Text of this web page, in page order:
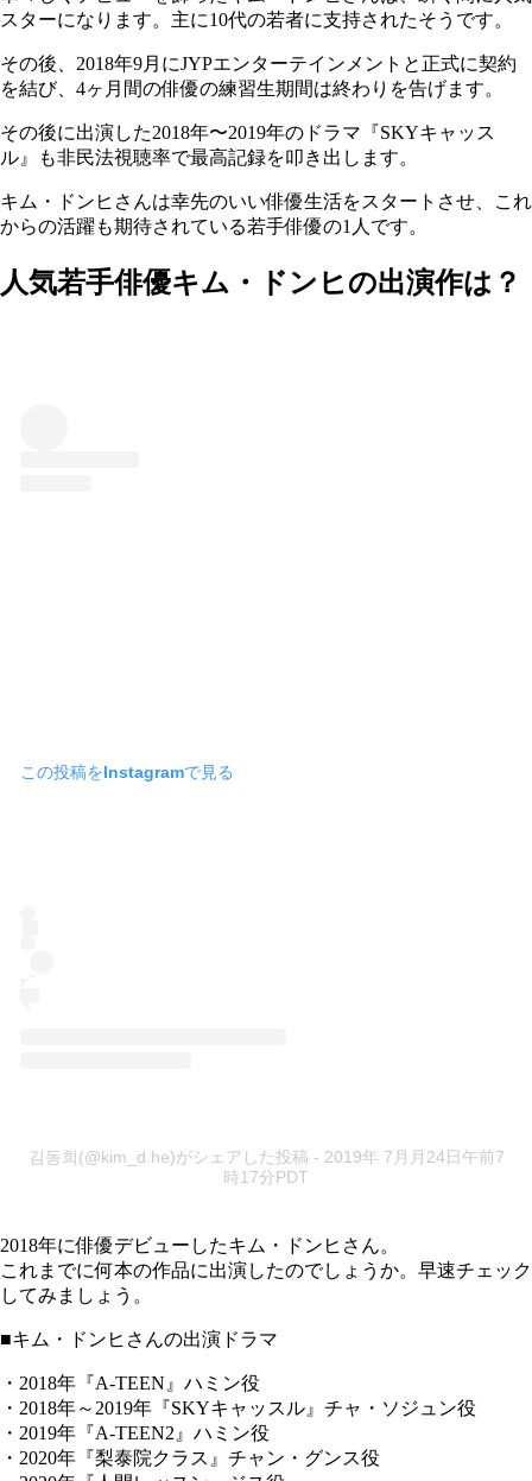
スターになります。主に10代の若者に支持されたそうです。
その後、2018年9月にJYPエンターテインメントと正式に契約
を結び、4ヶ月間の俳優の練習生期間は終わりを告げます。
その後に出演した2018年〜2019年のドラマ『SKYキャッス
ル』も非民法視聴率で最高記録を叩き出します。
キム・ドンヒさんは幸先のいい俳優生活をスタートさせ、これ
からの活躍も期待されている若手俳優の1人です。
人気若手俳優キム・ドンヒの出演作は？
この投稿をInstagramで見る
김동희(@kim_d.he)がシェアした投稿 - 2019年 7月月24日午前7
時17分PDT
2018年に俳優デビューしたキム・ドンヒさん。
これまでに何本の作品に出演したのでしょうか。早速チェック
してみましょう。
■キム・ドンヒさんの出演ドラマ
・2018年『A-TEEN』ハミン役
・2018年～2019年『SKYキャッスル』チャ・ソジュン役
・2019年『A-TEEN2』ハミン役
・2020年『梨泰院クラス』チャン・グンス役